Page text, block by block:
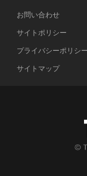
お問い合わせ
サイトポリシー
プライバシーポリシー
サイトマップ